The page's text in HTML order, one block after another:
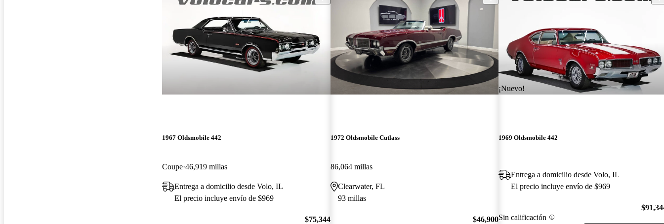
1967 Oldsmobile 442
Coupe 46,919 millas
Entrega a domicilio desde Volo, IL
El precio incluye envío de $969
$75,344
1972 Oldsmobile Cutlass
86,064 millas
Clearwater, FL
93 millas
$46,900
¡Nuevo!
1969 Oldsmobile 442
Entrega a domicilio desde Volo, IL
El precio incluye envío de $969
Sin calificación